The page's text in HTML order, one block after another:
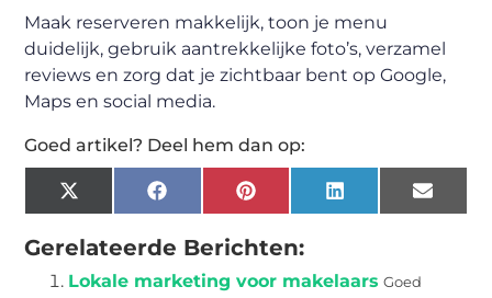
Maak reserveren makkelijk, toon je menu
duidelijk, gebruik aantrekkelijke foto’s, verzamel
reviews en zorg dat je zichtbaar bent op Google,
Maps en social media.
Goed artikel? Deel hem dan op:
X
(Twitter)
FacebookPinterestLinkedIn Email
Gerelateerde Berichten:
Lokale marketing voor makelaars Goed